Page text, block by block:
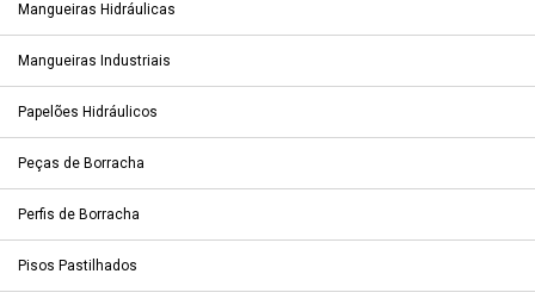
Mangueiras Hidráulicas
Mangueiras Industriais
Papelões Hidráulicos
Peças de Borracha
Perfis de Borracha
Pisos Pastilhados